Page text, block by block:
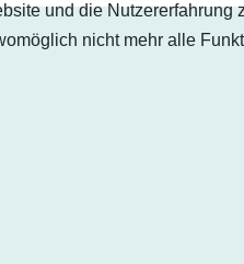
und die Nutzererfahrung
nicht mehr alle